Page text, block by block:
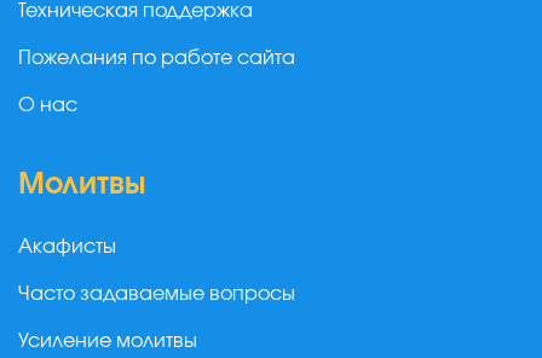
Техническая поддержка
Пожелания по работе сайта
О нас
Молитвы
Акафисты
Часто задаваемые вопросы
Усиление молитвы